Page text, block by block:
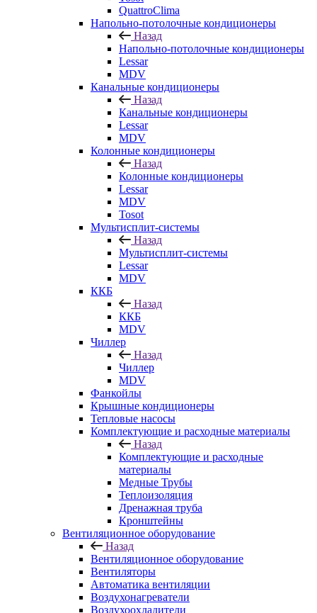
QuattroClima
Напольно-потолочные кондиционеры
Назад
Напольно-потолочные кондиционеры
Lessar
MDV
Канальные кондиционеры
Назад
Канальные кондиционеры
Lessar
MDV
Колонные кондиционеры
Назад
Колонные кондиционеры
Lessar
MDV
Tosot
Мультисплит-системы
Назад
Мультисплит-системы
Lessar
MDV
ККБ
Назад
ККБ
MDV
Чиллер
Назад
Чиллер
MDV
Фанкойлы
Крышные кондиционеры
Тепловые насосы
Комплектующие и расходные материалы
Назад
Комплектующие и расходные
материалы
Медные Трубы
Теплоизоляция
Дренажная труба
Кронштейны
Вентиляционное оборудование
Назад
Вентиляционное оборудование
Вентиляторы
Автоматика вентиляции
Воздухонагреватели
Воздухоохладители